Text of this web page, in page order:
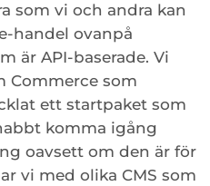
som vi och andra kan
handel ovanpå
är API-baserade. Vi
Commerce som
ett startpaket som
komma igång
oavsett om den är för
vi med olika CMS som